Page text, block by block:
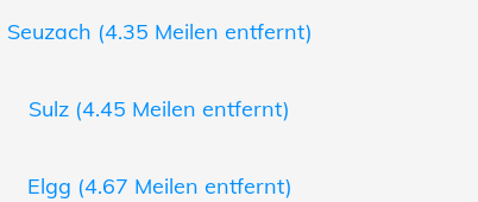
Seuzach (4.35 Meilen entfernt)
Sulz (4.45 Meilen entfernt)
Elgg (4.67 Meilen entfernt)